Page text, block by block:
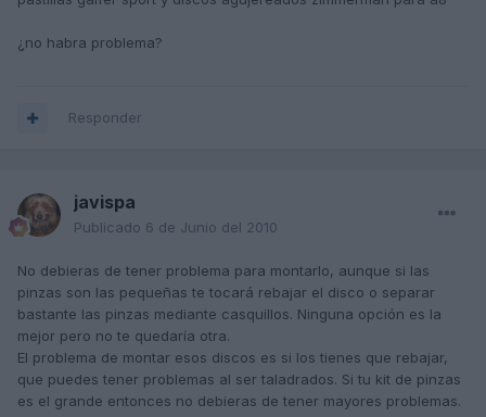
¿no habra problema?
Responder
javispa
Publicado 6 de Junio del 2010
No debieras de tener problema para montarlo, aunque si las
pinzas son las pequeñas te tocará rebajar el disco o separar
bastante las pinzas mediante casquillos. Ninguna opción es la
mejor pero no te quedaría otra.
El problema de montar esos discos es si los tienes que rebajar,
que puedes tener problemas al ser taladrados. Si tu kit de pinzas
es el grande entonces no debieras de tener mayores problemas.